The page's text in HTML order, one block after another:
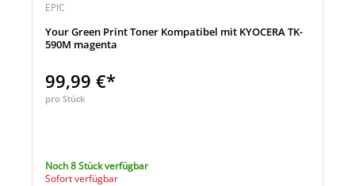
EPIC
Your Green Print Toner Kompatibel mit KYOCERA TK-
590M magenta
99,99 €*
pro Stück
Noch 8 Stück verfügbar
Sofort verfügbar